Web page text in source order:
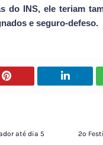
do INS, ele teriam
e seguro-defeso.
2º
até dia 5